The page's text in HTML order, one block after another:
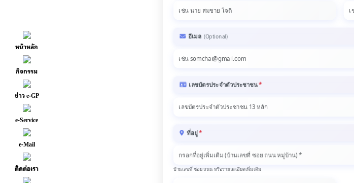
หน้าหลัก
กิจกรรม
ข่าว e-GP
e-Service
e-Mail
ติดต่อเรา
อีเมล (Optional)
เลขบัตรประจำตัวประชาชน*
ที่อยู่*
บ้านเลขที่ ซอย ถนน หรือรายละเอียดเพิ่มเติม